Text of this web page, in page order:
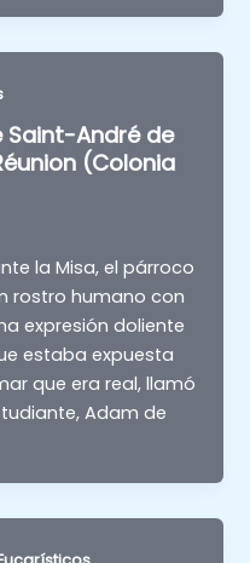
Saint-André de
(Colonia
la Misa, el párroco
rostro humano con
expresión doliente
estaba expuesta
que era real, llamó
Adam de